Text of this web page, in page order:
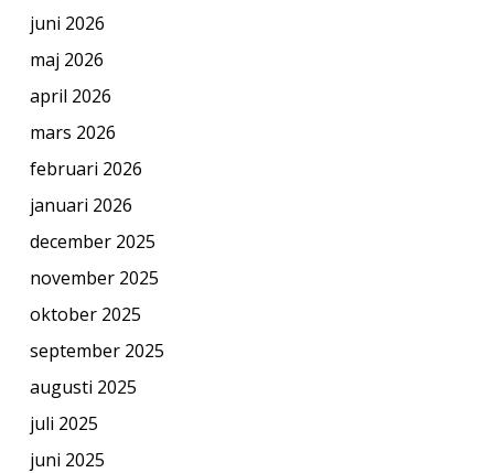
juni 2026
maj 2026
april 2026
mars 2026
februari 2026
januari 2026
december 2025
november 2025
oktober 2025
september 2025
augusti 2025
juli 2025
juni 2025